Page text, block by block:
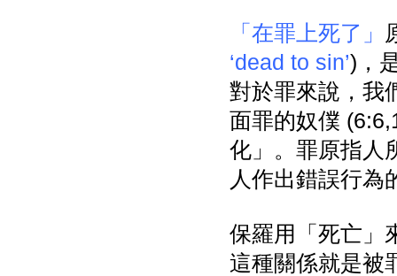
「在罪上死了」
‘dead to sin’)，
對於罪來說，我
面罪的奴僕
化」。罪原指人
人作出錯誤行為
保羅用「死亡」
這種關係就是被